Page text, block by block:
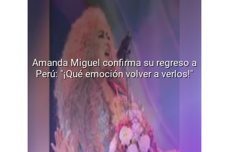
Amanda Miguel confirma su regreso a
Perú: "¡Qué emoción volver a verlos!"